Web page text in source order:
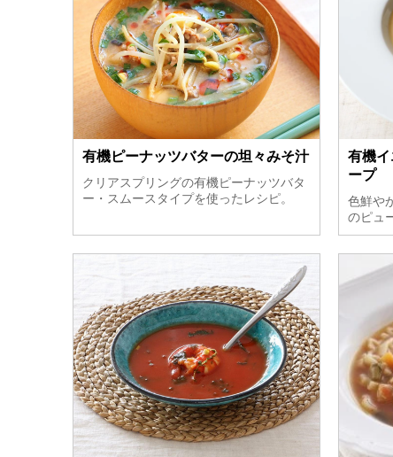
有機ピーナッツバターの坦々みそ汁
クリアスプリングの有機ピーナッツバタ
ー・スムースタイプを使ったレシピ。
有機
ープ
色鮮や
のピュ